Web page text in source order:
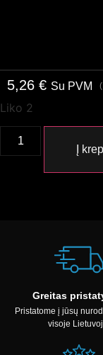
5,26 € Su PVM (
Liko 2
Į
Greitas
Pristatome į jūsų
visoje